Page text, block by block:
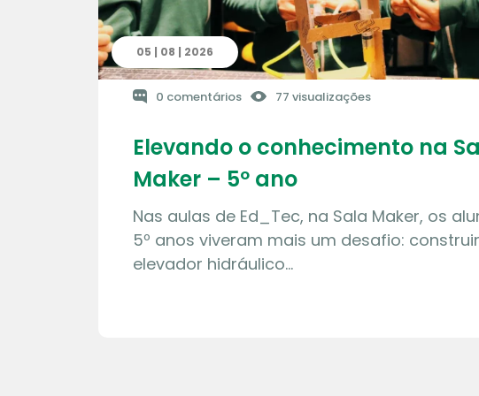
05 | 08 | 2026
0 comentários 77 visualizações
Elevando o conhecimento na
Maker – 5º ano
Nas aulas de Ed_Tec, na Sala Maker, os
5º anos viveram mais um desafio:
elevador hidráulico…